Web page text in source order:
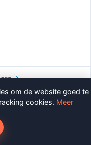
→
over incognito,
om de website goed te
cookies. Meer